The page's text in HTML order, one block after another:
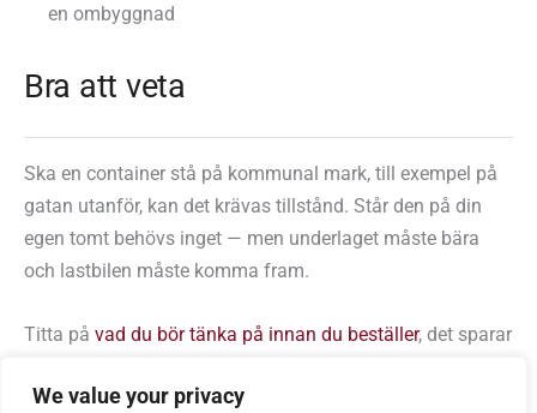
We value your privacy
en ombyggnad
Bra att veta
Ska en container stå på kommunal mark, till exempel på
gatan utanför, kan det krävas tillstånd. Står den på din
egen tomt behövs inget — men underlaget måste bära
och lastbilen måste komma fram.
Titta på vad du bör tänka på innan du beställer, det sparar